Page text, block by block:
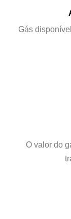
Gás
O valor do